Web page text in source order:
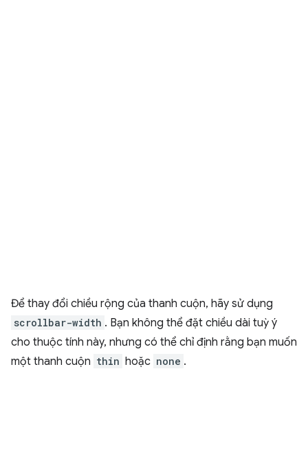
Để thay đổi chiều rộng của thanh cuộn, hãy sử dụng
scrollbar-width . Bạn không thể đặt chiều dài tuỳ ý
cho thuộc tính này, nhưng có thể chỉ định rằng bạn muốn
một thanh cuộn thin hoặc none .